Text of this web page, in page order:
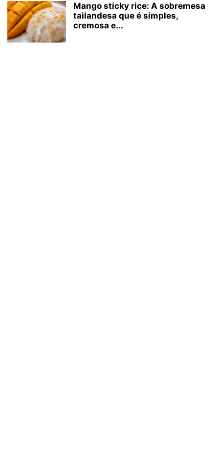
Mango sticky rice: A sobremesa
tailandesa que é simples,
cremosa e...